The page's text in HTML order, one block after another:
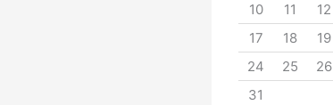
10
11 12
17
18 19
24
25 26
31